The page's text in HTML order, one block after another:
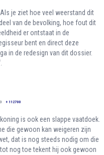
je ziet hoe veel weerstand dit
van de bevolking, hoe fout dit
er ontstaat in de
bent en direct deze
in de redesign van dit dossier.
+ 112700
is ook een slappe vaatdoek.
die gewoon kan weigeren zijn
dat is nog steeds nodig om die
nog toe tekent hij ook gewoon